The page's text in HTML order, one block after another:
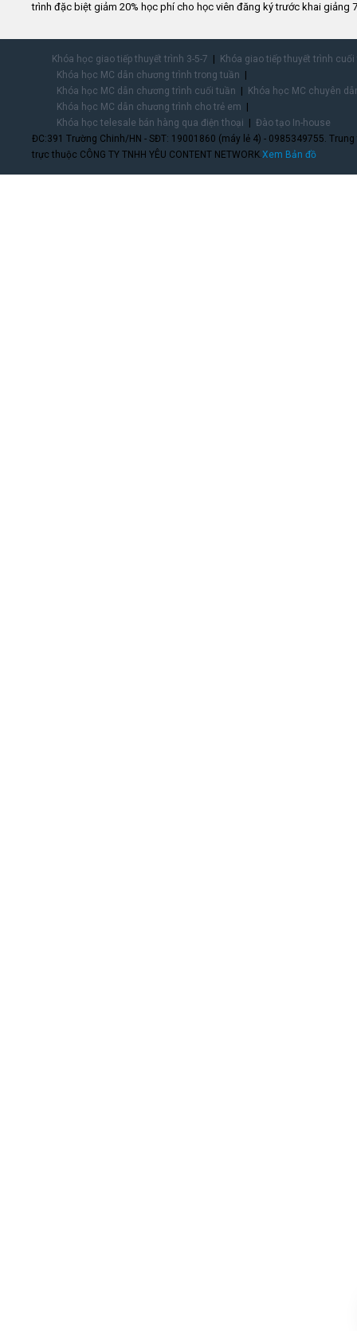
trình đặc biệt giảm 20% học phí cho học viên đăng ký trước khai giảng
Khóa học giao tiếp thuyết trình 3-5-7
Khóa giao tiếp thuyết trình
Khóa học MC dẫn chương trình trong tuần
Khóa học MC dẫn chương trình cuối tuần
Khóa học MC chuyên
Khóa học MC dẫn chương trình cho trẻ em
Khóa học telesale bán hàng qua điện thoại
Đào tạo In-house
ĐC:391 Trường Chinh/HN - SĐT: 19001860 (máy lẻ 4) - 0985349755.
trực thuộc CÔNG TY TNHH YÊU CONTENT NETWORK.Xem Bản đồ